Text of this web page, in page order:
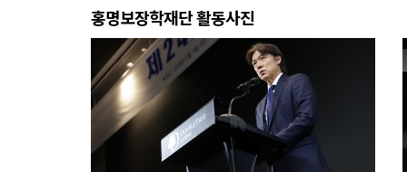
홍명보장학재단 활동사진